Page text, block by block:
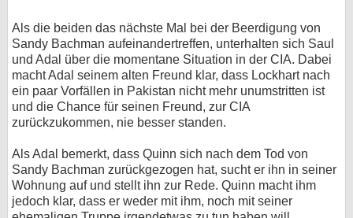
Als die beiden das nächste Mal bei der Beerdigung von
Sandy Bachman aufeinandertreffen, unterhalten sich Saul
und Adal über die momentane Situation in der CIA. Dabei
macht Adal seinem alten Freund klar, dass Lockhart nach
ein paar Vorfällen in Pakistan nicht mehr unumstritten ist
und die Chance für seinen Freund, zur CIA
zurückzukommen, nie besser standen.
Als Adal bemerkt, dass Quinn sich nach dem Tod von
Sandy Bachman zurückgezogen hat, sucht er ihn in seiner
Wohnung auf und stellt ihn zur Rede. Quinn macht ihm
jedoch klar, dass er weder mit ihm, noch mit seiner